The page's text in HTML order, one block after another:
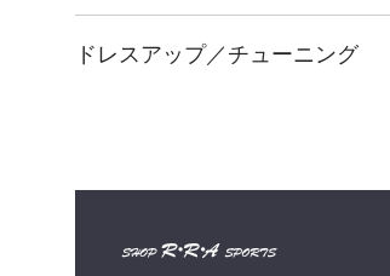
ドレスアップ／チューニング